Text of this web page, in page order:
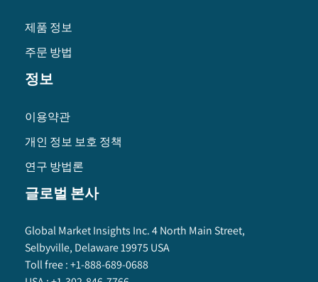
제품 정보
주문 방법
정보
이용약관
개인 정보 보호 정책
연구 방법론
글로벌 본사
Global Market Insights Inc. 4 North Main Street,
Selbyville, Delaware 19975 USA
Toll free :+1-888-689-0688